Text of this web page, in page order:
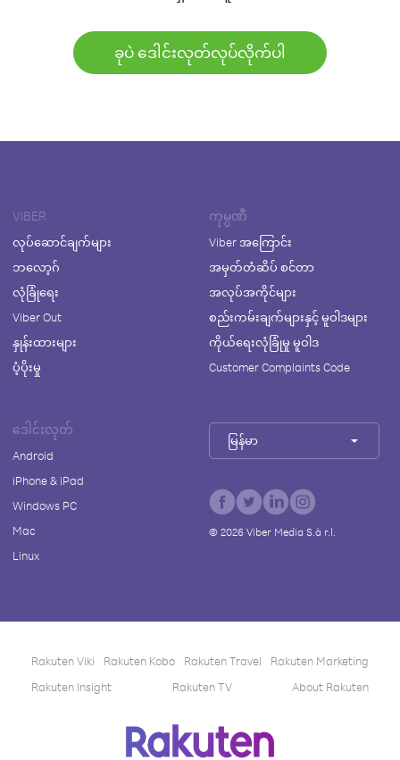
ခုပဲ ဒေါင်းလုတ်လုပ်လိုက်ပါ
VIBER
လုပ်ဆောင်ချက်များ
ဘလော့ဂ်
လုံခြုံရေး
Viber Out
နှုန်းထားများ
ပံ့ပိုးမှု
ကုမ္ပဏီ
Viber အကြောင်း
အမှတ်တံဆိပ် စင်တာ
အလုပ်အကိုင်များ
စည်းကမ်းချက်များနှင့် မူဝါဒများ
ကိုယ်ရေးလုံခြုံမှု မူဝါဒ
Customer Complaints Code
ဒေါင်းလုတ်
Android
iPhone & iPad
Windows PC
Mac
Linux
မြန်မာ
© 2026Viber Media S.à r.l.
Rakuten Viki Rakuten Kobo Rakuten Travel
Rakuten Marketing
Rakuten Insight
Rakuten TV About Rakuten